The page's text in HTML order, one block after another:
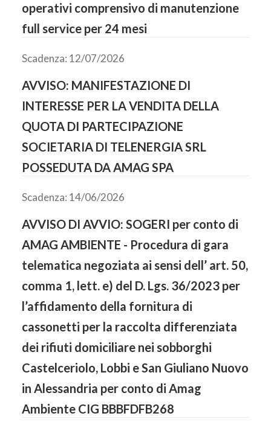
operativi comprensivo di manutenzione
full service per 24 mesi
Scadenza: 12/07/2026
AVVISO: MANIFESTAZIONE DI
INTERESSE PER LA VENDITA DELLA
QUOTA DI PARTECIPAZIONE
SOCIETARIA DI TELENERGIA SRL
POSSEDUTA DA AMAG SPA
Scadenza: 14/06/2026
AVVISO DI AVVIO: SOGERI per conto di
AMAG AMBIENTE - Procedura di gara
telematica negoziata ai sensi dell’ art. 50,
comma 1, lett. e) del D. Lgs. 36/2023 per
l’affidamento della fornitura di
cassonetti per la raccolta differenziata
dei rifiuti domiciliare nei sobborghi
Castelceriolo, Lobbi e San Giuliano Nuovo
in Alessandria per conto di Amag
Ambiente CIG BBBFDFB268